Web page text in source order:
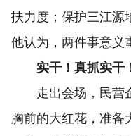
扶力度；保护三江源
他认为，两件事意义
实干！真抓实干
走出会场，民营企
胸前的大红花，准备